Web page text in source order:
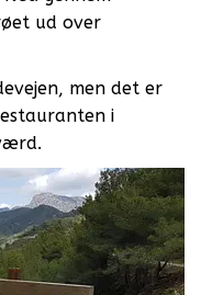
ud over
men det er
i